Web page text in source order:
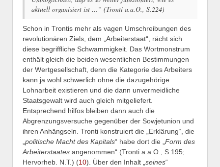
aktuell organisiert ist …“ (Tronti a.a.O., S.224)
Schon in Trontis mehr als vagen Umschreibungen des
revolutionären Ziels, dem „Arbeiterstaat“, rächt sich
diese begriffliche Schwammigkeit. Das Wortmonstrum
enthält gleich die beiden wesentlichen Bestimmungen
der Wertgesellschaft, denn die Kategorie des Arbeiters
kann ja wohl schwerlich ohne die dazugehörige
Lohnarbeit existieren und die dann unvermeidliche
Staatsgewalt wird auch gleich mitgeliefert.
Entsprechend hilfos bleiben dann auch die
Abgrenzungsversuche gegenüber der Sowjetunion und
ihren Anhängseln. Tronti konstruiert die „Erklärung“, die
„politische Macht des Kapitals“ habe dort die „Form des
Arbeiterstaates angenommen“ (Tronti a.a.O., S.195;
Hervorheb. N.T.) (10). Über den Inhalt „seines“